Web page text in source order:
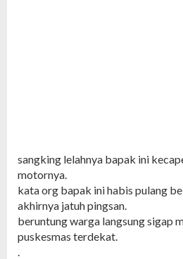
sangking lelahnya bapak ini
motornya.
kata org bapak ini habis pulang
akhirnya jatuh pingsan.
beruntung warga langsung sigap
puskesmas terdekat.
.